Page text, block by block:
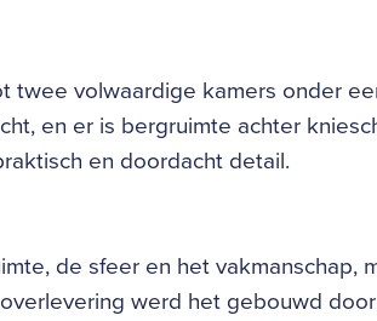
twee volwaardige kamers onder
en er is bergruimte achter
en doordacht detail.
de sfeer en het vakmanschap,
werd het gebouwd